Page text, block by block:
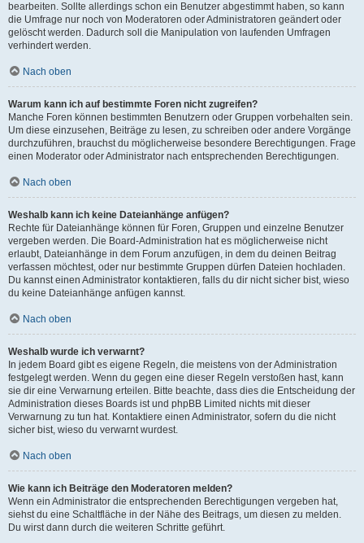
bearbeiten. Sollte allerdings schon ein Benutzer abgestimmt haben, so kann
die Umfrage nur noch von Moderatoren oder Administratoren geändert oder
gelöscht werden. Dadurch soll die Manipulation von laufenden Umfragen
verhindert werden.
Nach oben
Warum kann ich auf bestimmte Foren nicht zugreifen?
Manche Foren können bestimmten Benutzern oder Gruppen vorbehalten sein.
Um diese einzusehen, Beiträge zu lesen, zu schreiben oder andere Vorgänge
durchzuführen, brauchst du möglicherweise besondere Berechtigungen. Frage
einen Moderator oder Administrator nach entsprechenden Berechtigungen.
Nach oben
Weshalb kann ich keine Dateianhänge anfügen?
Rechte für Dateianhänge können für Foren, Gruppen und einzelne Benutzer
vergeben werden. Die Board-Administration hat es möglicherweise nicht
erlaubt, Dateianhänge in dem Forum anzufügen, in dem du deinen Beitrag
verfassen möchtest, oder nur bestimmte Gruppen dürfen Dateien hochladen.
Du kannst einen Administrator kontaktieren, falls du dir nicht sicher bist, wieso
du keine Dateianhänge anfügen kannst.
Nach oben
Weshalb wurde ich verwarnt?
In jedem Board gibt es eigene Regeln, die meistens von der Administration
festgelegt werden. Wenn du gegen eine dieser Regeln verstoßen hast, kann
sie dir eine Verwarnung erteilen. Bitte beachte, dass dies die Entscheidung der
Administration dieses Boards ist und phpBB Limited nichts mit dieser
Verwarnung zu tun hat. Kontaktiere einen Administrator, sofern du die nicht
sicher bist, wieso du verwarnt wurdest.
Nach oben
Wie kann ich Beiträge den Moderatoren melden?
Wenn ein Administrator die entsprechenden Berechtigungen vergeben hat,
siehst du eine Schaltfläche in der Nähe des Beitrags, um diesen zu melden.
Du wirst dann durch die weiteren Schritte geführt.